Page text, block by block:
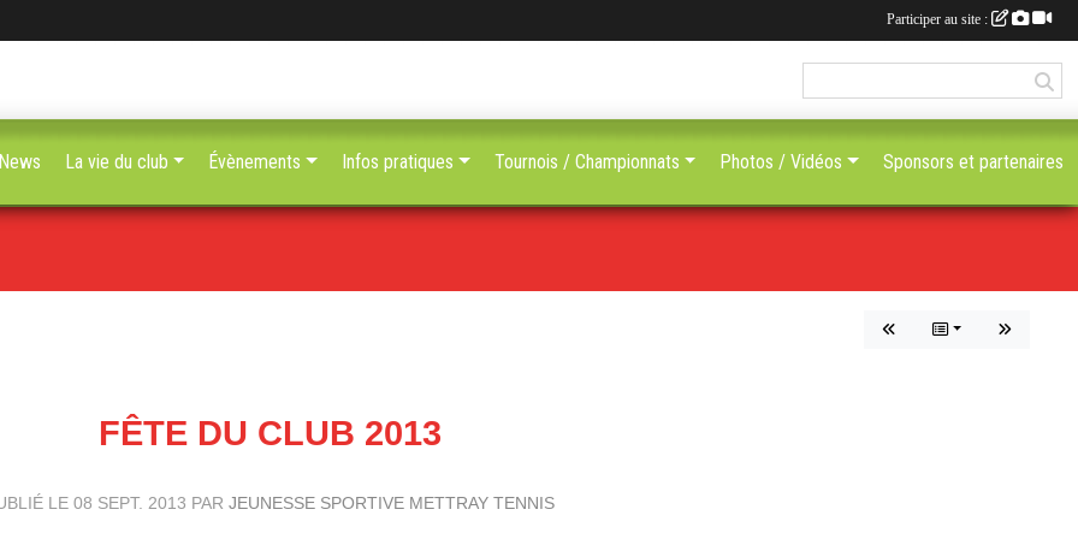
FÊTE DU CLUB 2013
LE 08 SEPT. 2013 PAR JEUNESSE SPORTIVE METTRAY TENNIS
La vie du club Évènements Infos pratiques Tournois / Championnats Photos / Vidéos Sponsors et partenaires
Participer au site :